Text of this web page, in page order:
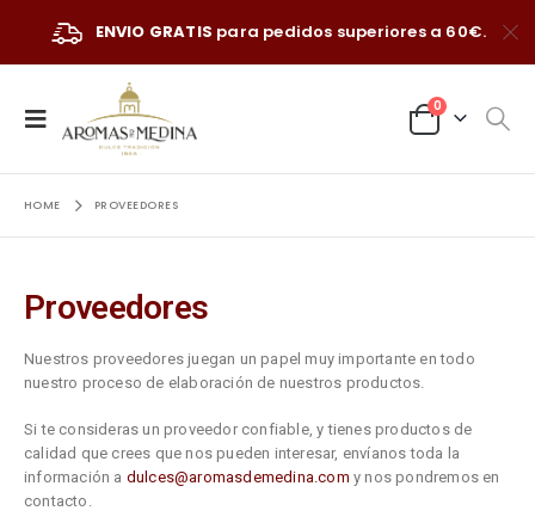
ENVIO GRATIS para pedidos superiores a 60€.
0
HOME PROVEEDORES
Proveedores
Nuestros proveedores juegan un papel muy importante en todo
nuestro proceso de elaboración de nuestros productos.
Si te consideras un proveedor confiable, y tienes productos de
calidad que crees que nos pueden interesar, envíanos toda la
información a dulces@aromasdemedina.com y nos pondremos en
contacto.